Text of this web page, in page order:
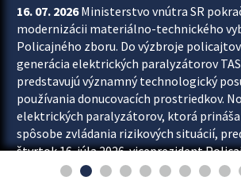
16. 07. 2026Ministerstvo vnútra SR
modernizácii materiálno-technického
Policajného zboru. Do výzbroje
generácia elektrických paralyzátorov
predstavujú významný technologický
používania donucovacích prostriedkov.
elektrických paralyzátorov, ktorá
spôsobe zvládania rizikových situácií,
štvrtok 16. júla 2026 viceprezident
Rastislav Polakovič a riaditeľ odboru